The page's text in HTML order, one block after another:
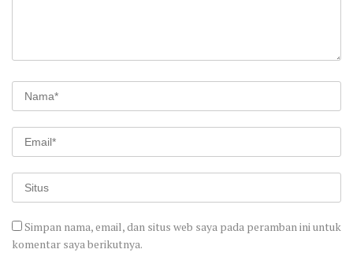
Simpan nama, email, dan situs web saya pada peramban ini untuk
komentar saya berikutnya.